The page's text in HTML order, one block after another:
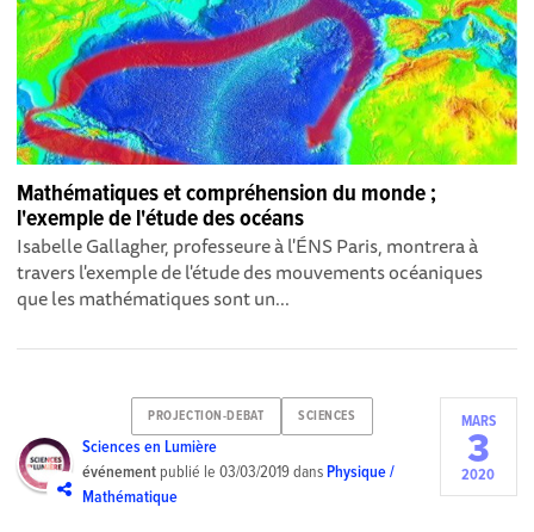
Mathématiques et compréhension du monde ;
l'exemple de l'étude des océans
Isabelle Gallagher, professeure à l'ÉNS Paris, montrera à
travers l'exemple de l'étude des mouvements océaniques
que les mathématiques sont un...
PROJECTION-DEBAT SCIENCES
Sciences en Lumière
événement publié le03/03/2019dansPhysique /
Mathématique
MARS
3
2020